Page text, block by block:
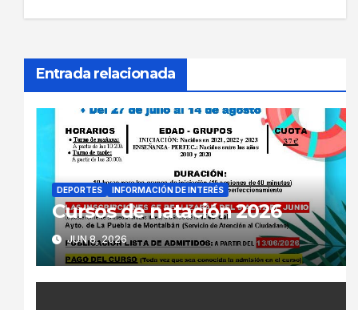
Entrada relacionada
DEPORTES INFORMACIÓN DE INTERÉS
Cursos de natación 2026
JUN 8, 2026